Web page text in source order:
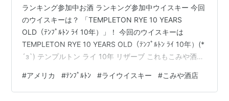
ランキング参加中お酒 ランキング参加中ウイスキー 今回
のウイスキーは？ 「TEMPLETON RYE 10 YEARS
OLD（ﾃﾝﾌﾟﾙﾄﾝ ﾗｲ 10年）」！ 今回のウイスキーは
TEMPLETON RYE 10 YEARS OLD（ﾃﾝﾌﾟﾙﾄﾝ ﾗｲ 10年）(*
´з`) テンプルトン ライ 10年 リザーブ これもこみや酒店
www.whiskeywhisky.work www.whiskeywhisky.work
www.whiskeywhisky.work 個人的にライウイスキー特有
#アメリカ #ﾃﾝﾌﾟﾙﾄﾝ #ライウイスキー #こみや酒店